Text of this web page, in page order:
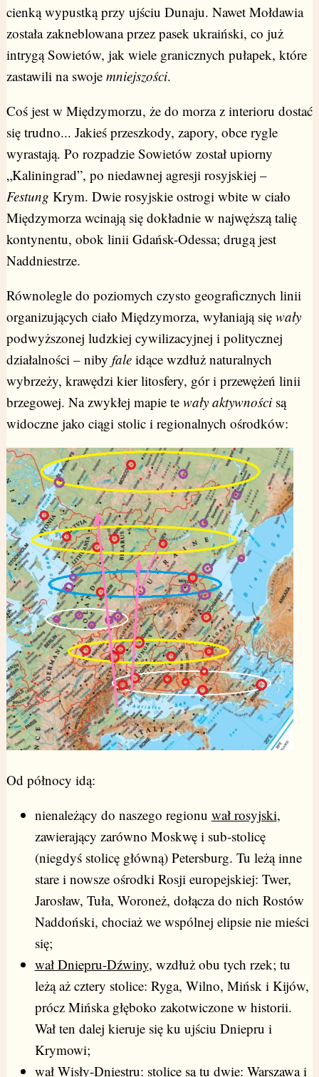
cienką wypustką przy ujściu Dunaju. Nawet Mołdawia
została zakneblowana przez pasek ukraiński, co już
intrygą Sowietów, jak wiele granicznych pułapek, które
zastawili na swoje mniejszości.
Coś jest w Międzymorzu, że do morza z interioru dostać
się trudno... Jakieś przeszkody, zapory, obce rygle
wyrastają. Po rozpadzie Sowietów został upiorny
„Kaliningrad”, po niedawnej agresji rosyjskiej –
Festung Krym. Dwie rosyjskie ostrogi wbite w ciało
Międzymorza wcinają się dokładnie w najwęższą talię
kontynentu, obok linii Gdańsk-Odessa; drugą jest
Naddniestrze.
Równolegle do poziomych czysto geograficznych linii
organizujących ciało Międzymorza, wyłaniają się wały
podwyższonej ludzkiej cywilizacyjnej i politycznej
działalności – niby faleidące wzdłuż naturalnych
wybrzeży, krawędzi kier litosfery, gór i przewężeń linii
brzegowej. Na zwykłej mapie te wały aktywnościsą
widoczne jako ciągi stolic i regionalnych ośrodków:
Od północy idą:
nienależący do naszego regionu wał rosyjski,
zawierający zarówno Moskwę i sub-stolicę
(niegdyś stolicę główną) Petersburg. Tu leżą inne
stare i nowsze ośrodki Rosji europejskiej: Twer,
Jarosław, Tuła, Woroneż, dołącza do nich Rostów
Naddoński, chociaż we wspólnej elipsie nie mieści
się;
wał Dniepru-Dźwiny, wzdłuż obu tych rzek; tu
leżą aż cztery stolice: Ryga, Wilno, Mińsk i Kijów,
prócz Mińska głęboko zakotwiczone w historii.
Wał ten dalej kieruje się ku ujściu Dniepru i
Krymowi;
wał Wisły-Dniestru: stolice są tu dwie: Warszawa i